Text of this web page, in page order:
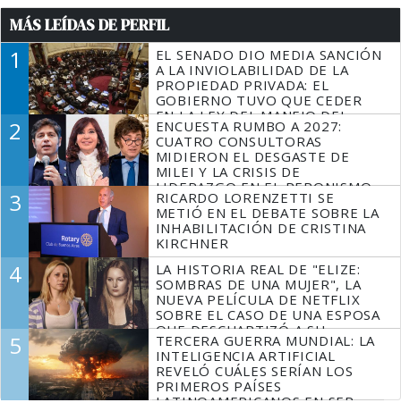
MÁS LEÍDAS DE PERFIL
1
EL SENADO DIO MEDIA SANCIÓN
A LA INVIOLABILIDAD DE LA
PROPIEDAD PRIVADA: EL
GOBIERNO TUVO QUE CEDER
EN LA LEY DEL MANEJO DEL
FUEGO
2
ENCUESTA RUMBO A 2027:
CUATRO CONSULTORAS
MIDIERON EL DESGASTE DE
MILEI Y LA CRISIS DE
LIDERAZGO EN EL PERONISMO
3
RICARDO LORENZETTI SE
METIÓ EN EL DEBATE SOBRE LA
INHABILITACIÓN DE CRISTINA
KIRCHNER
4
LA HISTORIA REAL DE "ELIZE:
SOMBRAS DE UNA MUJER", LA
NUEVA PELÍCULA DE NETFLIX
SOBRE EL CASO DE UNA ESPOSA
QUE DESCUARTIZÓ A SU
MARIDO
5
TERCERA GUERRA MUNDIAL: LA
INTELIGENCIA ARTIFICIAL
REVELÓ CUÁLES SERÍAN LOS
PRIMEROS PAÍSES
LATINOAMERICANOS EN SER